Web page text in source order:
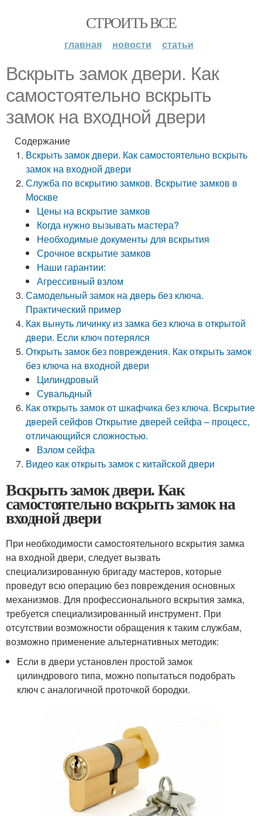
СТРОИТЬ ВСЕ
главная новости статьи
Вскрыть замок двери. Как
самостоятельно вскрыть
замок на входной двери
Содержание
Вскрыть замок двери. Как самостоятельно вскрыть
замок на входной двери
Служба по вскрытию замков. Вскрытие замков в
Москве
Цены на вскрытие замков
Когда нужно вызывать мастера?
Необходимые документы для вскрытия
Срочное вскрытие замков
Наши гарантии:
Агрессивный взлом
Самодельный замок на дверь без ключа.
Практический пример
Как вынуть личинку из замка без ключа в открытой
двери. Если ключ потерялся
Открыть замок без повреждения. Как открыть замок
без ключа на входной двери
Цилиндровый
Сувальдный
Как открыть замок от шкафчика без ключа. Вскрытие
дверей сейфов Открытие дверей сейфа – процесс,
отличающийся сложностью.
Взлом сейфа
Видео как открыть замок с китайской двери
Вскрыть замок двери. Как
самостоятельно вскрыть замок на
входной двери
При необходимости самостоятельного вскрытия замка
на входной двери, следует вызвать
специализированную бригаду мастеров, которые
проведут всю операцию без повреждения основных
механизмов. Для профессионального вскрытия замка,
требуется специализированный инструмент. При
отсутствии возможности обращения к таким службам,
возможно применение альтернативных методик:
Если в двери установлен простой замок
цилиндрового типа, можно попытаться подобрать
ключ с аналогичной проточкой бородки.